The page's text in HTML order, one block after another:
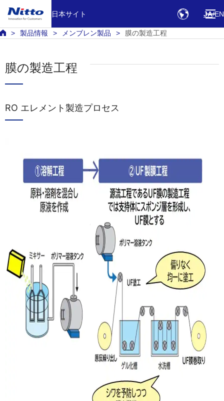
日本サイト JA EN
製品情報 メンブレン製品 膜の製造工程
膜の製造工程
RO エレメント製造プロセス